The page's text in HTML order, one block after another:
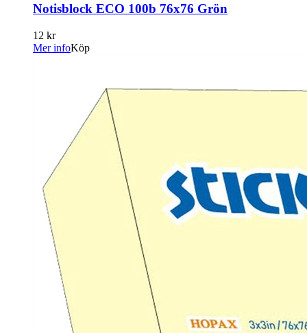
Notisblock ECO 100b 76x76 Grön
12 kr
Mer infoKöp